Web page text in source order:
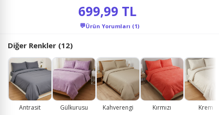
699,99 TL
💬Ürün Yorumları (1)
Diğer Renkler (12)
Antrasit Gülkurusu Kahverengi Kırmızı Krem